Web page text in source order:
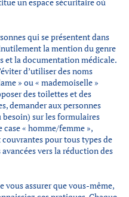
qui se présentent dans
la mention du genre
et la documentation médicale.
d’utiliser des noms
» ou « mademoiselle »
des toilettes et des
demander aux personnes
sur les formulaires
« homme/femme »,
pour tous types de
vers la réduction des
assurer que vous-même,